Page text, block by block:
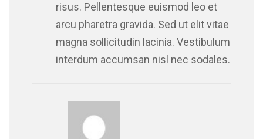
risus. Pellentesque euismod leo et
arcu pharetra gravida. Sed ut elit vitae
magna sollicitudin lacinia. Vestibulum
interdum accumsan nisl nec sodales.